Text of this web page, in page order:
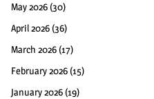
May 2026 (30)
April 2026 (36)
March 2026 (17)
February 2026 (15)
January 2026 (19)